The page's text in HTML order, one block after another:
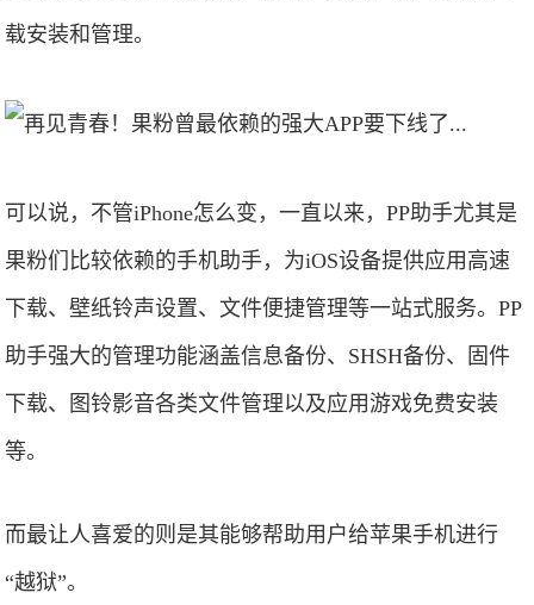
载安装和管理。
可以说，不管iPhone怎么变，一直以来，PP助手尤其是
果粉们比较依赖的手机助手，为iOS设备提供应用高速
下载、壁纸铃声设置、文件便捷管理等一站式服务。PP
助手强大的管理功能涵盖信息备份、SHSH备份、固件
下载、图铃影音各类文件管理以及应用游戏免费安装
等。
而最让人喜爱的则是其能够帮助用户给苹果手机进行
“越狱”。